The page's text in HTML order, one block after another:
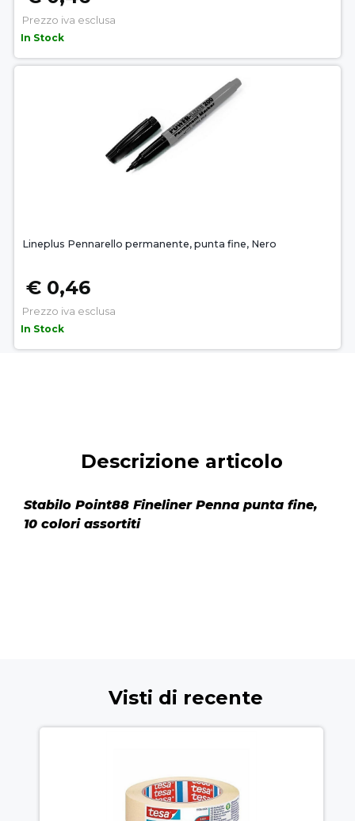
Prezzo iva esclusa
In Stock
Lineplus Pennarello permanente, punta fine, Nero
€ 0,46
Prezzo iva esclusa
In Stock
Descrizione articolo
Stabilo Point88 Fineliner Penna punta fine,
10 colori assortiti
Visti di recente